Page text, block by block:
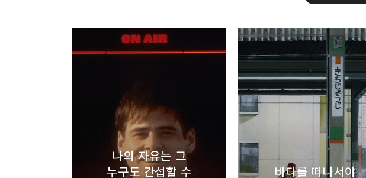
thebravepost.com
bravesjb@gmail.com, South Korea, Since 2004
카카오톡 트위
네이버 블로그 Pocket
나의 자유는 그
누구도 간섭할 수
바다를 떠나서야